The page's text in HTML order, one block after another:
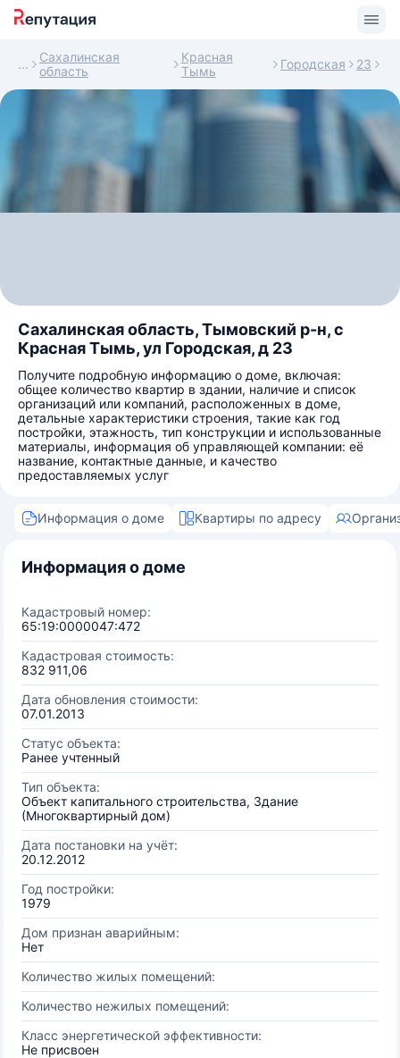
Сахалинская
область
Красная
Тымь
Городская 23
Сахалинская область, Тымовский р-н, с
Красная Тымь, ул Городская, д 23
Получите подробную информацию о доме, включая:
общее количество квартир в здании, наличие и список
организаций или компаний, расположенных в доме,
детальные характеристики строения, такие как год
постройки, этажность, тип конструкции и использованные
материалы, информация об управляющей компании: её
название, контактные данные, и качество
предоставляемых услуг
Информация о доме Квартиры по адресу
Информация о доме
Кадастровый номер:
65:19:0000047:472
Кадастровая стоимость:
832 911,06
Дата обновления стоимости:
07.01.2013
Статус объекта:
Ранее учтенный
Тип объекта:
Объект капитального строительства, Здание
(Многоквартирный дом)
Дата постановки на учёт:
20.12.2012
Год постройки:
1979
Дом признан аварийным:
Нет
Количество жилых помещений:
Количество нежилых помещений:
Класс энергетической эффективности:
Не присвоен